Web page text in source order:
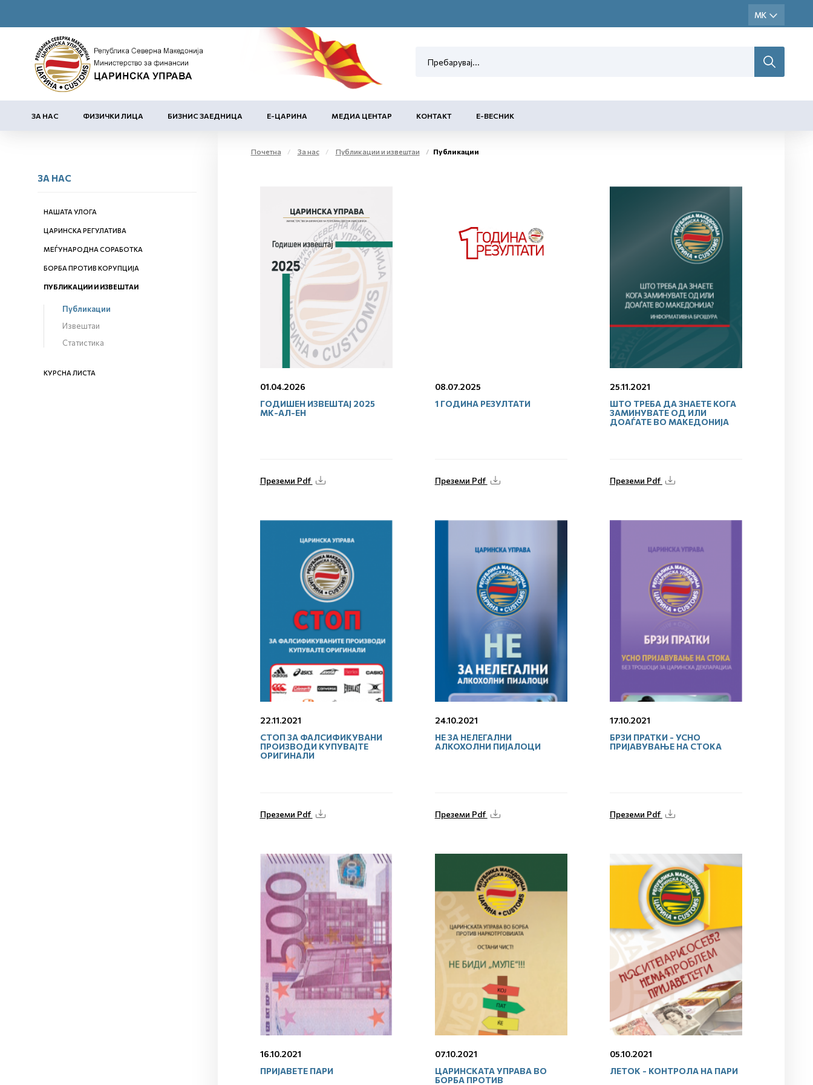
ЗА НАС ФИЗИЧКИ ЛИЦА БИЗНИС ЗАЕДНИЦА Е-ЦАРИНА МЕДИА ЦЕНТАР КОНТАКТ Е-ВЕСНИК
ЗА НАС
НАШАТА УЛОГА
ЦАРИНСКА РЕГУЛАТИВА
МЕЃУНАРОДНА СОРАБОТКА
БОРБА ПРОТИВ КОРУПЦИЈА
ПУБЛИКАЦИИ И ИЗВЕШТАИ
Публикации
Извештаи
Статистика
КУРСНА ЛИСТА
Почетна За нас Публикации и извештаи Публикации
01.04.2026
ГОДИШЕН ИЗВЕШТАЈ 2025
МК-АЛ-ЕН
Преземи Pdf
08.07.2025
1 ГОДИНА РЕЗУЛТАТИ
Преземи Pdf
25.11.2021
ШТО ТРЕБА ДА ЗНАЕТЕ КОГА
ЗАМИНУВАТЕ ОД ИЛИ
ДОАЃАТЕ ВО МАКЕДОНИЈА
Преземи Pdf
22.11.2021
СТОП ЗА ФАЛСИФИКУВАНИ
ПРОИЗВОДИ КУПУВАЈТЕ
ОРИГИНАЛИ
Преземи Pdf
24.10.2021
НЕ ЗА НЕЛЕГАЛНИ
АЛКОХОЛНИ ПИЈАЛОЦИ
Преземи Pdf
17.10.2021
БРЗИ ПРАТКИ - УСНО
ПРИЈАВУВАЊЕ НА СТОКА
Преземи Pdf
16.10.2021
ПРИЈАВЕТЕ ПАРИ
07.10.2021
ЦАРИНСКАТА УПРАВА ВО
БОРБА ПРОТИВ
05.10.2021
ЛЕТОК - КОНТРОЛА НА ПАРИ